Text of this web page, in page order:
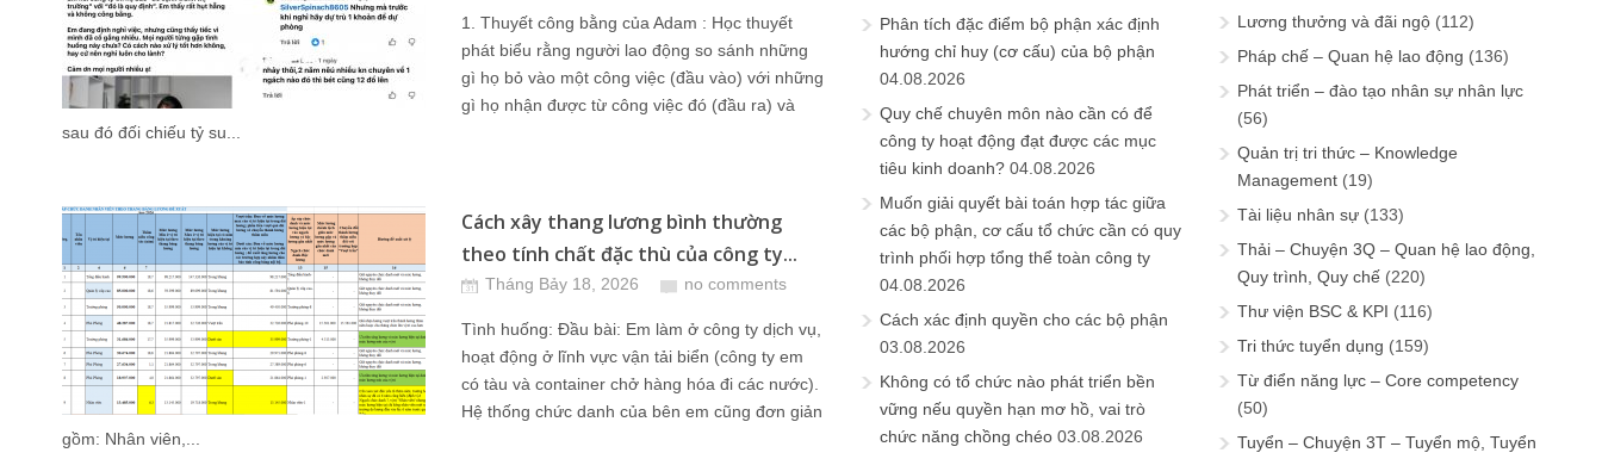
1. Thuyết công bằng của Adam : Học thuyết
phát biểu rằng người lao động so sánh những
gì họ bỏ vào một công việc (đầu vào) với những
gì họ nhận được từ công việc đó (đầu ra) và
sau đó đối chiếu tỷ su...
Cách xây thang lương bình thường
theo tính chất đặc thù của công ty...
Tháng Bảy 18, 2026 no comments
Tình huống: Đầu bài: Em làm ở công ty dịch vụ,
hoạt động ở lĩnh vực vận tải biển (công ty em
có tàu và container chở hàng hóa đi các nước).
Hệ thống chức danh của bên em cũng đơn giản
gồm: Nhân viên,...
Phân tích đặc điểm bộ phận xác định
hướng chỉ huy (cơ cấu) của bộ phận
04.08.2026
Quy chế chuyên môn nào cần có để
công ty hoạt động đạt được các mục
tiêu kinh doanh? 04.08.2026
Muốn giải quyết bài toán hợp tác giữa
các bộ phận, cơ cấu tổ chức cần có quy
trình phối hợp tổng thể toàn công ty
04.08.2026
Cách xác định quyền cho các bộ phận
03.08.2026
Không có tổ chức nào phát triển bền
vững nếu quyền hạn mơ hồ, vai trò
chức năng chồng chéo 03.08.2026
Lương thưởng và đãi ngộ (112)
Pháp chế – Quan hệ lao động (136)
Phát triển – đào tạo nhân sự nhân lực
(56)
Quản trị tri thức – Knowledge
Management (19)
Tài liệu nhân sự (133)
Thải – Chuyện 3Q – Quan hệ lao động,
Quy trình, Quy chế (220)
Thư viện BSC & KPI (116)
Tri thức tuyển dụng (159)
Từ điển năng lực – Core competency
(50)
Tuyển – Chuyện 3T – Tuyển mộ, Tuyển